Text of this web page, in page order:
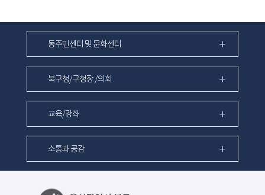
동주민센터 및 문화센터
북구청/구청장 /의회
교육/강좌
소통과 공감